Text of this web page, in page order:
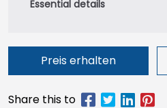
Preis erhalten